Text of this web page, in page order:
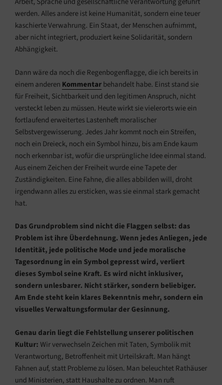
werden. Alles andere ist keine Humanität, sondern eine teuer
kaschierte Verwahrung. Ein Staat, der Menschen aufnimmt,
aber nicht integriert, produziert keine Solidarität, sondern
Abhängigkeit.
Dann wäre da noch die Regenbogenflagge, die ich bereits in
einem anderen Kommentarbehandelt habe. Einst stand sie
für Freiheit, Sichtbarkeit und den legitimen Anspruch, nicht
versteckt leben zu müssen. Heute wirkt sie vielerorts wie ein
fortlaufend erweitertes Lastenheft moralischer
Selbstvergewisserung. Jedes Jahr kommt noch ein Streifen,
noch ein Dreieck, noch ein Symbol hinzu, bis am Ende kaum
noch erkennbar ist, wofür die ursprüngliche Idee einmal stand.
Aus einem Zeichen der Freiheit wurde eine Tapete der
Zuständigkeiten. Eine Fahne, die alles abbilden will, droht
irgendwann alles zu ersticken, was sie einmal stark gemacht
hat.
Das Grundproblem sind nicht die Flaggen selbst: das
Problem ist ihre Überdehnung. Wenn jedes Anliegen, jede
Identität, jede politische Mode und jede moralische
Tagesordnung in ein Symbol gepresst wird, verliert
dieses Symbol seine Kraft. Es wird nicht inklusiver,
sondern unlesbarer. Nicht stärker, sondern beliebiger.
Am Ende steht kein klares Bekenntnis mehr, sondern ein
visuelles Verwaltungsformular der Gesinnung.
Genau darin liegt die Fehlstellung unserer politischen
Kultur:Wir verwechseln Zeichen mit Taten, Symbolik mit
Verantwortung, Betroffenheit mit Urteilskraft. Man hängt
Fahnen auf, statt Probleme zu lösen. Man beleuchtet Rathäuser
und Ministerien, statt Haushalte zu ordnen. Man ruft